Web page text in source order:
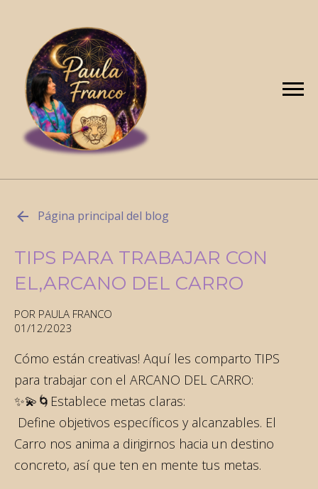
Página principal del blog
TIPS PARA TRABAJAR CON
EL,ARCANO DEL CARRO
POR PAULA FRANCO
01/12/2023
Cómo están creativas! Aquí les comparto TIPS
para trabajar con el ARCANO DEL CARRO:
✨💫🌀Establece metas claras:
Define objetivos específicos y alcanzables. El
Carro nos anima a dirigirnos hacia un destino
concreto, así que ten en mente tus metas.